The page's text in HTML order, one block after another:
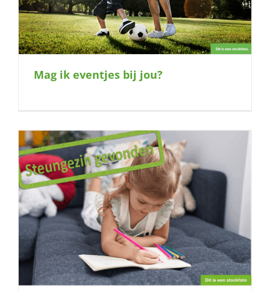
Mag ik eventjes bij jou?